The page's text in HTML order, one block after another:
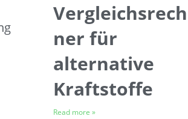
Vergleichsrech
ner für
alternative
Kraftstoffe
Read more »